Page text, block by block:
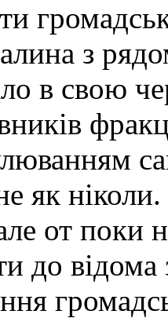
з
в свою
як
от поки
до відома